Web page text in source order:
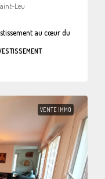
Leu
au cœur du
VENTE IMMO